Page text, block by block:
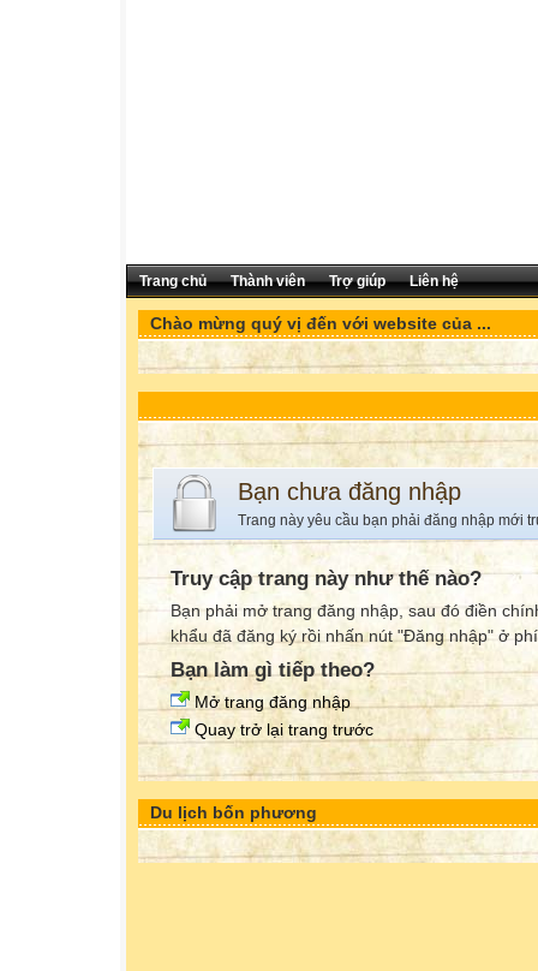
Trang chủ Thành viên Trợ giúp Liên hệ
Chào mừng quý vị đến với website của ...
Bạn chưa đăng nhập
Trang này yêu cầu bạn phải đăng nhập mới
Truy cập trang này như thế nào?
Bạn phải mở trang đăng nhập, sau đó điền
khẩu đã đăng ký rồi nhấn nút "Đăng nhập" ở
Bạn làm gì tiếp theo?
Mở trang đăng nhập
Quay trở lại trang trước
Du lịch bốn phương